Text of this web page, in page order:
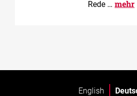
Rede … mehr
English